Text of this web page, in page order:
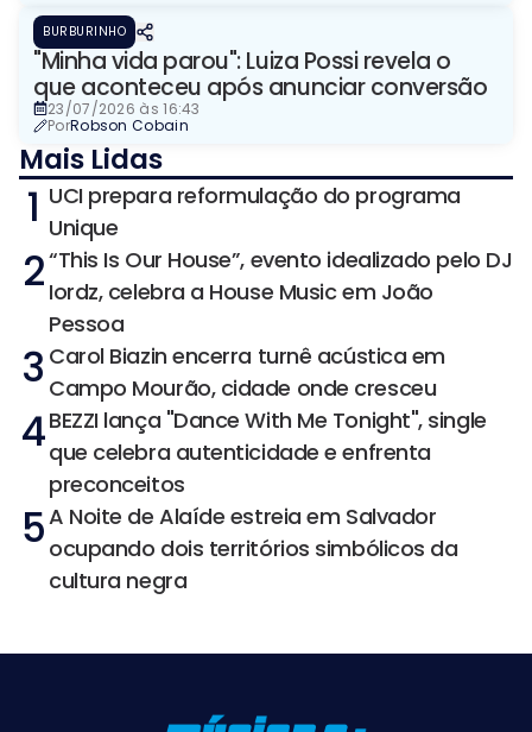
BURBURINHO
"Minha vida parou": Luiza Possi revela o
que aconteceu após anunciar conversão
23/07/2026 às 16:43
PorRobson Cobain
Mais Lidas
1 UCI prepara reformulação do programa
Unique
2“This Is Our House”, evento idealizado pelo DJ
Iordz, celebra a House Music em João
Pessoa
3 Carol Biazin encerra turnê acústica em
Campo Mourão, cidade onde cresceu
4BEZZI lança "Dance With Me Tonight", single
que celebra autenticidade e enfrenta
preconceitos
5A Noite de Alaíde estreia em Salvador
ocupando dois territórios simbólicos da
cultura negra